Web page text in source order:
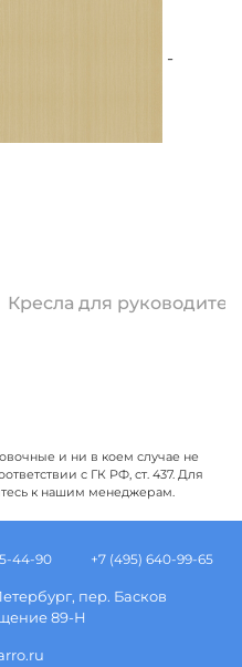
-
Кресла для
и ни в коем случае не
с ГК РФ, ст. 437. Для
к нашим менеджерам.
44-90 +7 (495) 640-99-65
пер. Басков
89-Н